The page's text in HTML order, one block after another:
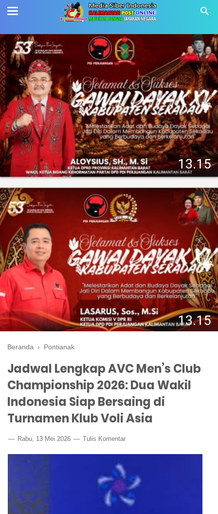
Beranda › Pontianak
Jadwal Lengkap AVC Men’s Club
Championship 2026: Dua Wakil
Indonesia Siap Bersaing di
Turnamen Klub Voli Asia
Rabu, 13 Mei 2026 Tulis Komentar